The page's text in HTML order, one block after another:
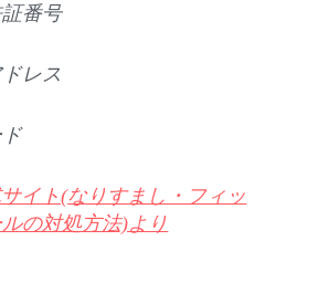
証番号
レス
ド
イト(なりすまし・フィッ
の対処方法)より